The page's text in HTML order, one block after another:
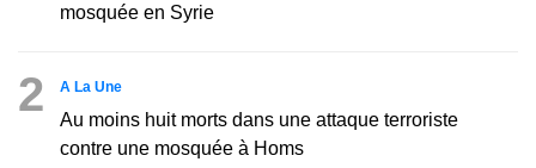
mosquée en Syrie
2 A La Une
Au moins huit morts dans une attaque terroriste
contre une mosquée à Homs